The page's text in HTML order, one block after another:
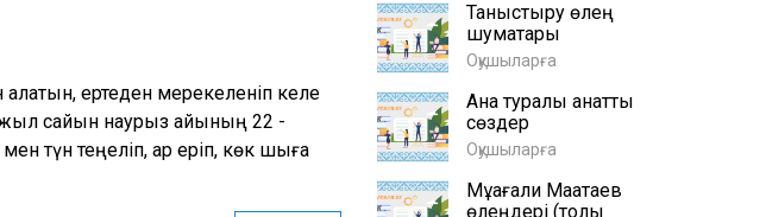
ертеден мерекеленіп келе
жыл сайын наурыз айының 22 -
түн теңеліп, қар еріп, көк шыға
Таныстыру өлең
шумақтары
Оқушыларға
Ана туралы қанатты
сөздер
Оқушыларға
Мұқағали Мақатаев
өлеңдері (толық